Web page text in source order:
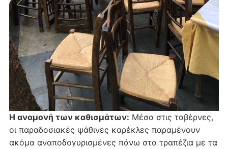
Η αναμονή των καθισμάτων: Μέσα στις ταβέρνες,
οι παραδοσιακές ψάθινες καρέκλες παραμένουν
ακόμα αναποδογυρισμένες πάνω στα τραπέζια με τα